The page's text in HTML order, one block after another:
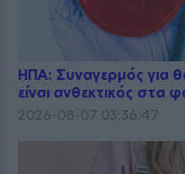
ΗΠΑ: Συναγερμός για
είναι ανθεκτικός στα
2026-08-07 03:36:47